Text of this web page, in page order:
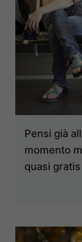
Pensi già
momento
quasi gratis